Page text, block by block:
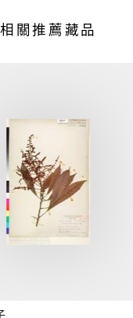
相關推薦藏品